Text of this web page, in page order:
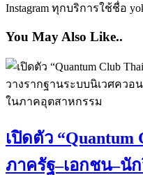
Instagram ทุกบริการใช้ชื่อ
You May Also Like..
เปิดตัว “Quantum
ภาครัฐ–เอกชน–นั